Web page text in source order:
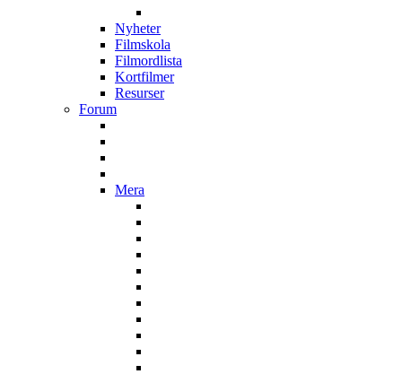
Nyheter
Filmskola
Filmordlista
Kortfilmer
Resurser
Forum
Mera